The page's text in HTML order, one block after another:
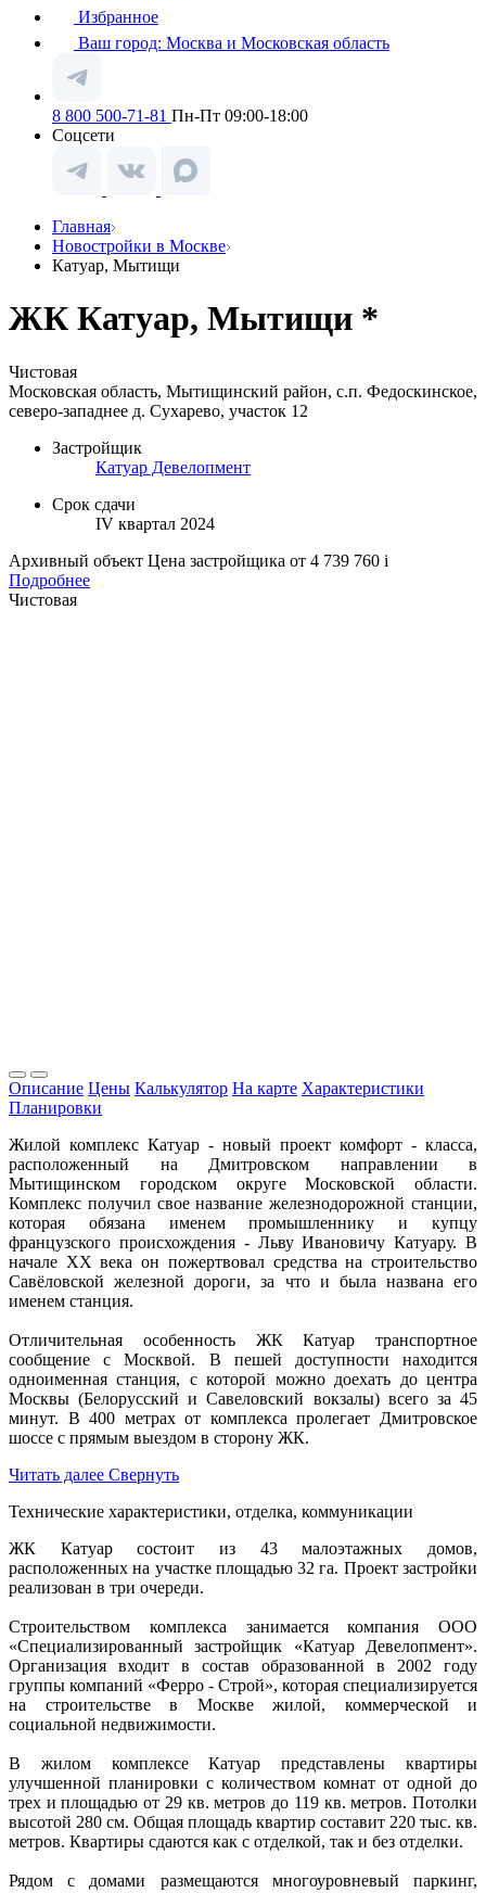
Избранное
Ваш город: Москва и Московская область
8 800 500-71-81 Пн-Пт 09:00-18:00
Соцсети
Главная
Новостройки в Москве
Катуар, Мытищи
ЖК Катуар, Мытищи *
Чистовая
Московская область, Мытищинский район, с.п. Федоскинское,
северо-западнее д. Сухарево, участок 12
Застройщик
Катуар Девелопмент
Срок сдачи
IV квартал 2024
Архивный объект Цена застройщика от 4 739 760 i
Подробнее
Чистовая
Описание Цены Калькулятор На карте Характеристики
Планировки
Жилой комплекс Катуар - новый проект комфорт - класса,
расположенный на Дмитровском направлении в
Мытищинском городском округе Московской области.
Комплекс получил свое название железнодорожной станции,
которая обязана именем промышленнику и купцу
французского происхождения - Льву Ивановичу Катуару. В
начале XX века он пожертвовал средства на строительство
Савёловской железной дороги, за что и была названа его
именем станция.
Отличительная особенность ЖК Катуар транспортное
сообщение с Москвой. В пешей доступности находится
одноименная станция, с которой можно доехать до центра
Москвы (Белорусский и Савеловский вокзалы) всего за 45
минут. В 400 метрах от комплекса пролегает Дмитровское
шоссе с прямым выездом в сторону ЖК.
Читать далее Свернуть
Технические характеристики, отделка, коммуникации
ЖК Катуар состоит из 43 малоэтажных домов,
расположенных на участке площадью 32 га. Проект застройки
реализован в три очереди.
Строительством комплекса занимается компания ООО
«Специализированный застройщик «Катуар Девелопмент».
Организация входит в состав образованной в 2002 году
группы компаний «Ферро - Строй», которая специализируется
на строительстве в Москве жилой, коммерческой и
социальной недвижимости.
В жилом комплексе Катуар представлены квартиры
улучшенной планировки с количеством комнат от одной до
трех и площадью от 29 кв. метров до 119 кв. метров. Потолки
высотой 280 см. Общая площадь квартир составит 220 тыс. кв.
метров. Квартиры сдаются как с отделкой, так и без отделки.
Рядом с домами размещаются многоуровневый паркинг,